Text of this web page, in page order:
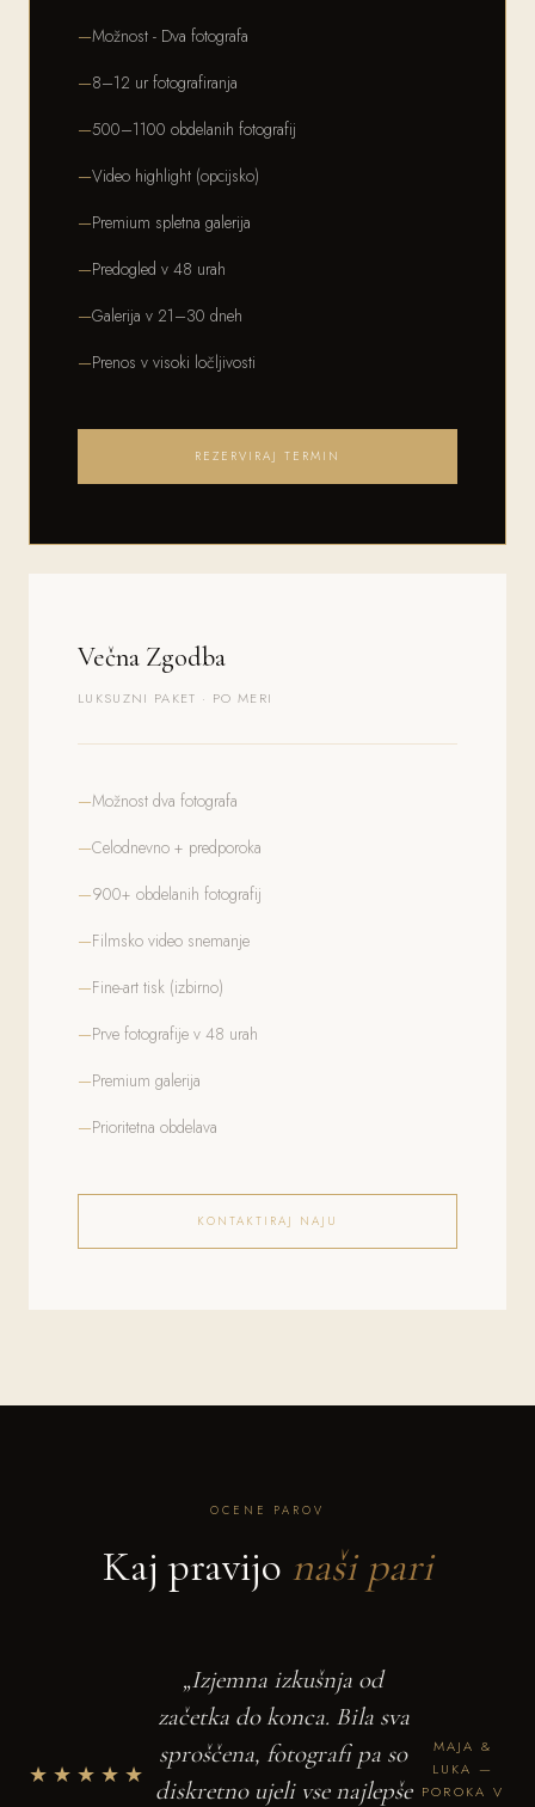
Možnost - Dva fotografa
8–12 ur fotografiranja
500–1100 obdelanih fotografij
Video highlight (opcijsko)
Premium spletna galerija
Predogled v 48 urah
Galerija v 21–30 dneh
Prenos v visoki ločljivosti
REZERVIRAJ TERMIN
Večna Zgodba
LUKSUZNI PAKET · PO MERI
Možnost dva fotografa
Celodnevno + predporoka
900+ obdelanih fotografij
Filmsko video snemanje
Fine-art tisk (izbirno)
Prve fotografije v 48 urah
Premium galerija
Prioritetna obdelava
KONTAKTIRAJ NAJU
OCENE PAROV
Kaj pravijo naši pari
★★★★★
„Izjemna izkušnja od
začetka do konca. Bila sva
sproščena, fotografi pa so
diskretno ujeli vse najlepše
MAJA &
LUKA —
POROKA V